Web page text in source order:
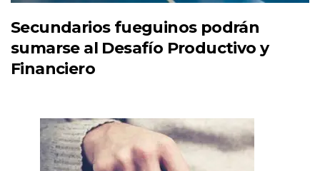
Secundarios fueguinos podrán
sumarse al Desafío Productivo y
Financiero